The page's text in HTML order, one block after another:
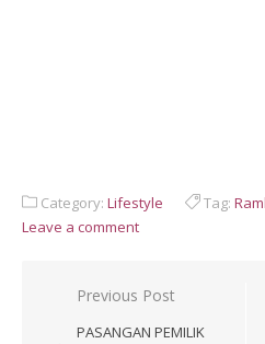
Category: Lifestyle Tag:
Leave a comment
Post
navigation
Previous Post
PASANGAN PEMILIK